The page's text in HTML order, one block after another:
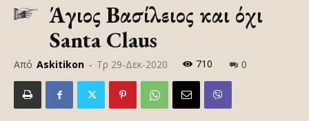
Άγιος Βασίλειος και όχι
Santa Claus
Από Askitikon - Τρ 29-Δεκ-2020 710 0